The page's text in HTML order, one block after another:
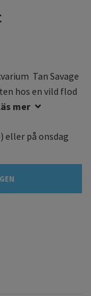
Tan Savage
hos en vild flod
mer
eller på onsdag